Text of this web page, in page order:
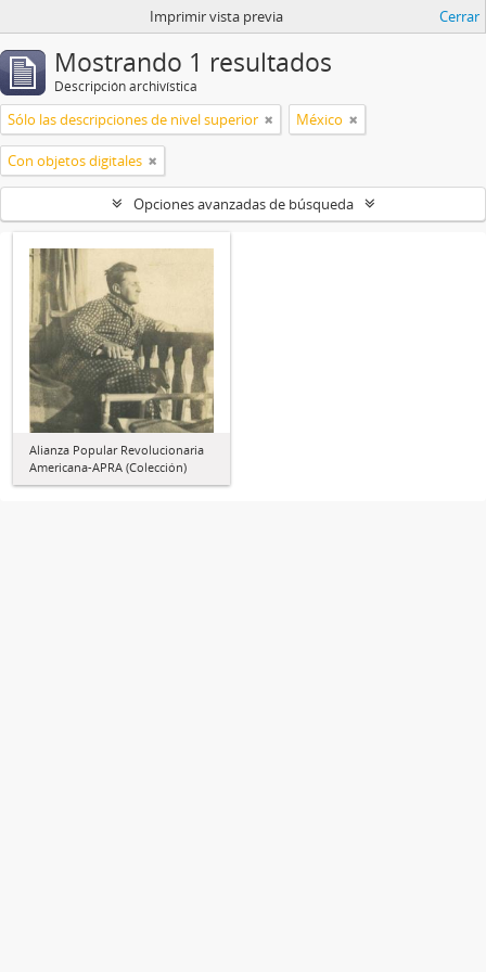
Imprimir vista previa Cerrar
Mostrando 1 resultados
Descripción archivística
Sólo las descripciones de nivel superior México
Con objetos digitales
Opciones avanzadas de búsqueda
Alianza Popular Revolucionaria
Americana-APRA (Colección)